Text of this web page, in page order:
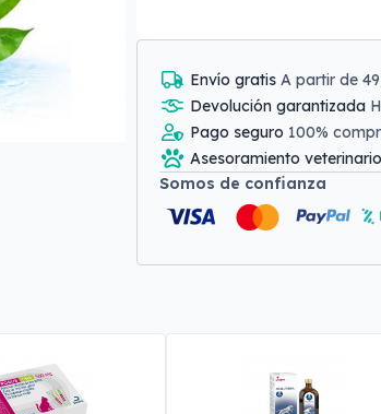
Envío gratis A partir de
Devolución garantizada
Pago seguro 100%
Asesoramiento
Somos de confianza